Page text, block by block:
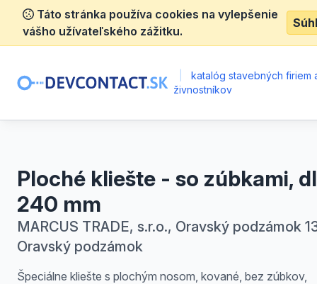
Táto stránka používa cookies na vylepšenie
vášho užívateľského zážitku.
katalóg stavebných firiem
živnostníkov
Ploché kliešte - so zúbkami,
240 mm
MARCUS TRADE, s.r.o., Oravský podzámok
Oravský podzámok
Špeciálne kliešte s plochým nosom, kované, bez zúbkov,